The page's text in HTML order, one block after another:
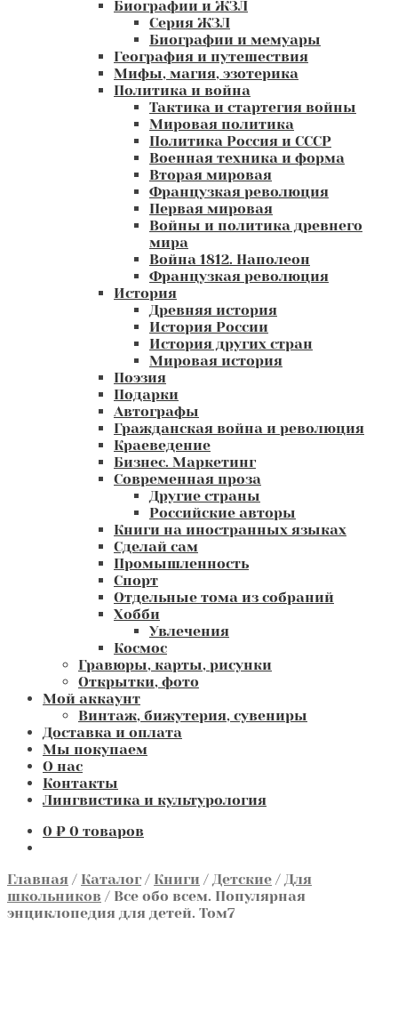
Биографии и ЖЗЛ
Серия ЖЗЛ
Биографии и мемуары
География и путешествия
Мифы, магия, эзотерика
Политика и война
Тактика и стартегия войны
Мировая политика
Политика Россия и СССР
Военная техника и форма
Вторая мировая
Французкая революция
Первая мировая
Войны и политика древнего
мира
Война 1812. Наполеон
Французкая революция
История
Древняя история
История России
История других стран
Мировая история
Поэзия
Подарки
Автографы
Гражданская война и революция
Краеведение
Бизнес. Маркетинг
Современная проза
Другие страны
Российские авторы
Книги на иностранных языках
Сделай сам
Промышленность
Спорт
Отдельные тома из собраний
Хобби
Увлечения
Космос
Гравюры, карты, рисунки
Открытки, фото
Мой аккаунт
Винтаж, бижутерия, сувениры
Доставка и оплата
Мы покупаем
О нас
Контакты
Лингвистика и культурология
0 ₽ 0 товаров
Главная / Каталог / Книги / Детские / Для
школьников / Все обо всем. Популярная
энциклопедия для детей. Том7